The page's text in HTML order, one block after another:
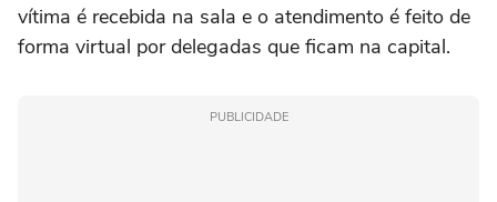
vítima é recebida na sala e o atendimento é feito de
forma virtual por delegadas que ficam na capital.
PUBLICIDADE